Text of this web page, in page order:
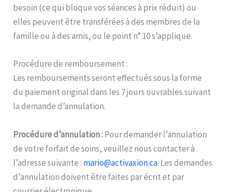
besoin (ce qui bloque vos séances à prix réduit) ou
elles peuvent être transférées à des membres de la
famille ou à des amis, ou le point n° 10 s’applique.
Procédure de remboursement :
Les remboursements seront effectués sous la forme
du paiement original dans les 7 jours ouvrables suivant
la demande d’annulation.
Procédure d’annulation :Pour demander l’annulation
de votre forfait de soins, veuillez nous contacter à
l’adresse suivante : mario@activaxion.ca. Les demandes
d’annulation doivent être faites par écrit et par